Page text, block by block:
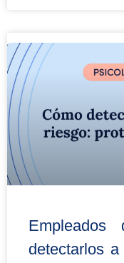
detectarlos